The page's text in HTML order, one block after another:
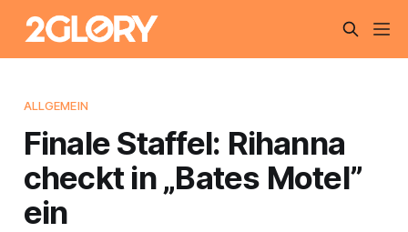
ALLGEMEIN
Finale Staffel: Rihanna
checkt in „Bates Motel”
ein